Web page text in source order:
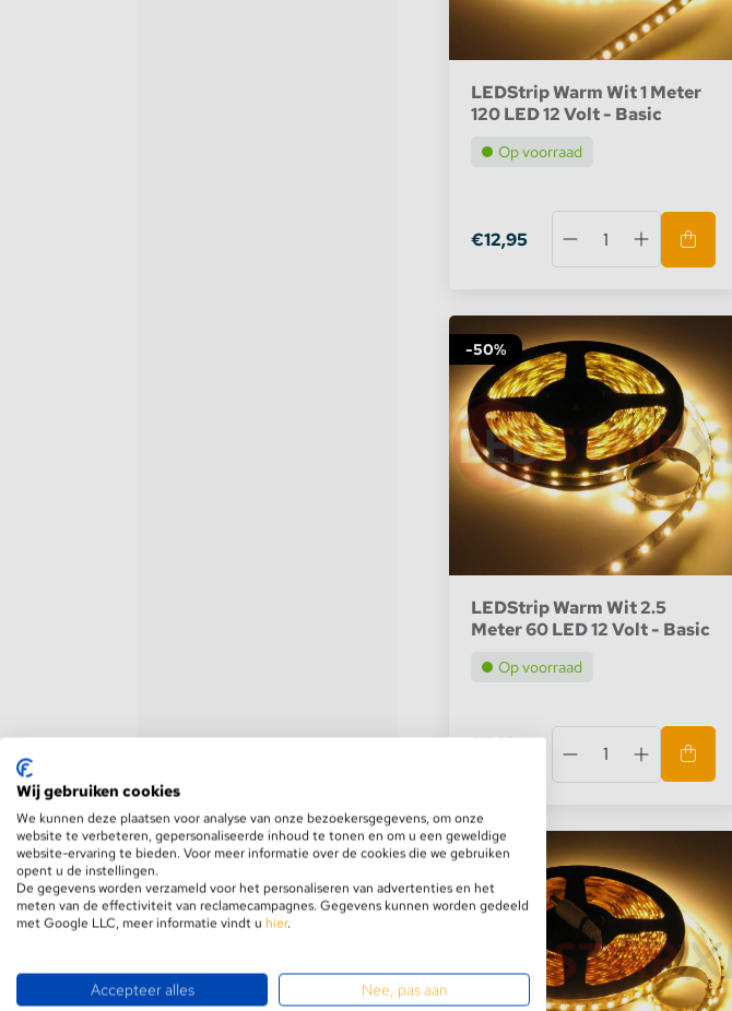
LEDStrip Warm Wit 1 Meter
120 LED 12 Volt - Basic
Op voorraad
€12,95
-50%
LEDStrip Warm Wit 2.5
Meter 60 LED 12 Volt - Basic
Op voorraad
€19,95
-17%
Wij gebruiken cookies
We kunnen deze plaatsen voor analyse van onze bezoekersgegevens, om onze
website te verbeteren, gepersonaliseerde inhoud te tonen en om u een geweldige
website-ervaring te bieden. Voor meer informatie over de cookies die we gebruiken
opent u de instellingen.
De gegevens worden verzameld voor het personaliseren van advertenties en het
meten van de effectiviteit van reclamecampagnes. Gegevens kunnen worden gedeeld
met Google LLC, meer informatie vindt u hier.
Accepteer alles Nee, pas aan